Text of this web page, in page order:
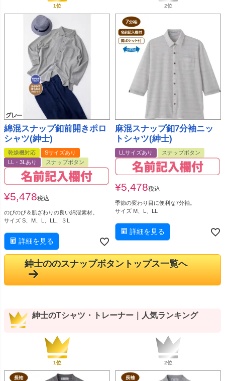
綿混スナップ釦前開きポロ
シャツ(紳士)
乾燥機対応
Sサイズあり
LL・3Lあり
スナップボタン
¥5,478税込
のびのび＆肌ざわりの良い綿混素材。
サイズ S、M、L、LL、３L
詳細を見る
麻混スナップ釦7分袖ニッ
トシャツ(紳士)
LLサイズあり スナップボタン
¥5,478税込
季節の変わり目に便利な7分袖。
サイズ M、L、LL
詳細を見る
紳士ののスナップボタントップス一覧へ
紳士のTシャツ・トレーナー｜人気ランキング